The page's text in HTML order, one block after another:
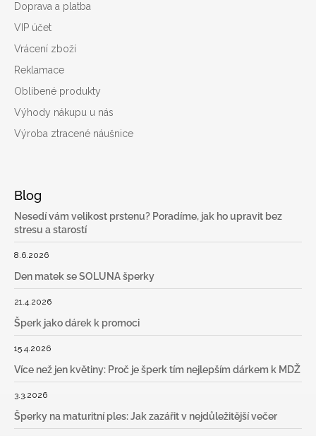
Doprava a platba
VIP účet
Vrácení zboží
Reklamace
Oblíbené produkty
Výhody nákupu u nás
Výroba ztracené náušnice
Blog
Nesedí vám velikost prstenu? Poradíme, jak ho upravit bez
stresu a starostí
8.6.2026
Den matek se SOLUNA šperky
21.4.2026
Šperk jako dárek k promoci
15.4.2026
Více než jen květiny: Proč je šperk tím nejlepším dárkem k MDŽ
3.3.2026
Šperky na maturitní ples: Jak zazářit v nejdůležitější večer